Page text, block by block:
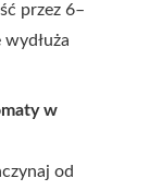
przez 6–
w
od